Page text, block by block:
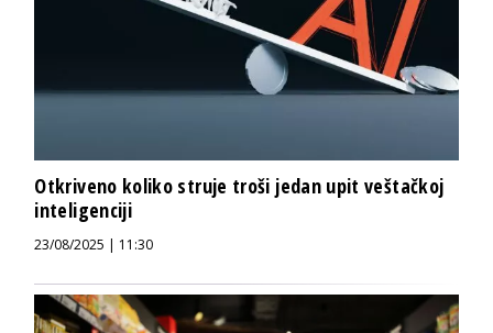
Otkriveno koliko struje troši jedan upit veštačkoj
inteligenciji
23/08/2025 | 11:30